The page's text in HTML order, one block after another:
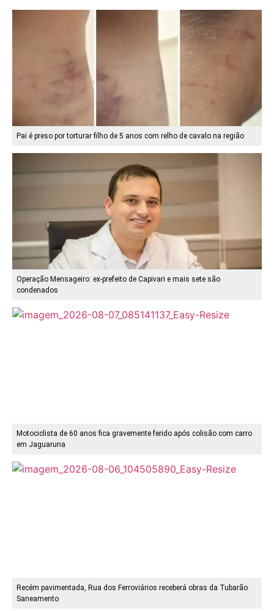
Pai é preso por torturar filho de 5 anos com relho de cavalo na região
Operação Mensageiro: ex-prefeito de Capivari e mais sete são
condenados
Motociclista de 60 anos fica gravemente ferido após colisão com carro
em Jaguaruna
Recém pavimentada, Rua dos Ferroviários receberá obras da Tubarão
Saneamento